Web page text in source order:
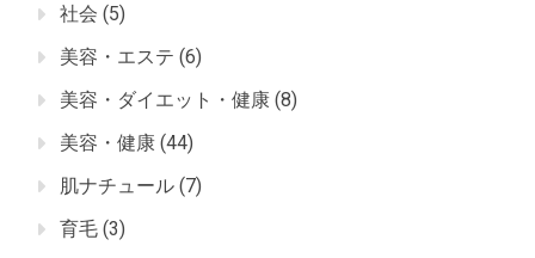
社会 (5)
美容・エステ (6)
美容・ダイエット・健康 (8)
美容・健康 (44)
肌ナチュール (7)
育毛 (3)